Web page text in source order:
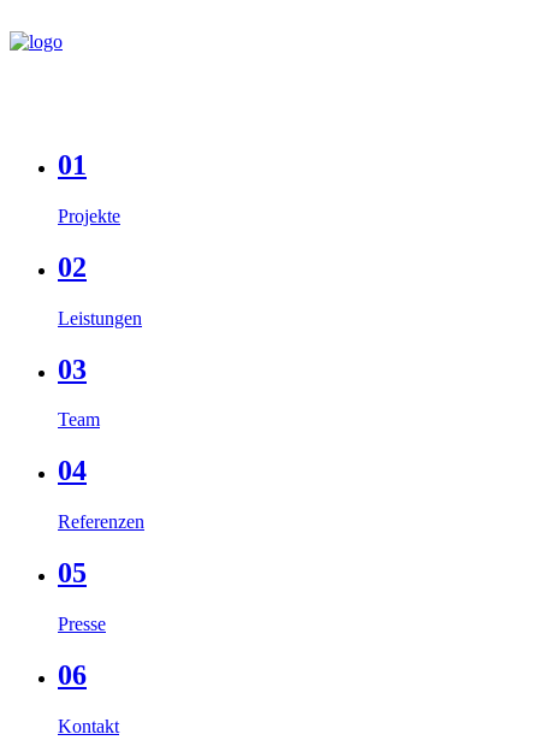
01
Projekte
02
Leistungen
03
Team
04
Referenzen
05
Presse
06
Kontakt